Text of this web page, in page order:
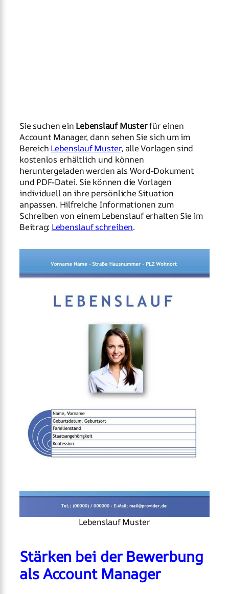
Sie suchen ein Lebenslauf Musterfür einen
Account Manager, dann sehen Sie sich um im
Bereich Lebenslauf Muster, alle Vorlagen sind
kostenlos erhältlich und können
heruntergeladen werden als Word-Dokument
und PDF-Datei. Sie können die Vorlagen
individuell an ihre persönliche Situation
anpassen. Hilfreiche Informationen zum
Schreiben von einem Lebenslauf erhalten Sie im
Beitrag: Lebenslauf schreiben.
Lebenslauf Muster
Stärken bei der Bewerbung
als Account Manager